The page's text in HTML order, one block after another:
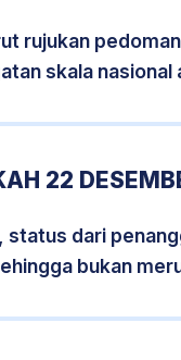
rujukan
skala
22
status dari
bukan